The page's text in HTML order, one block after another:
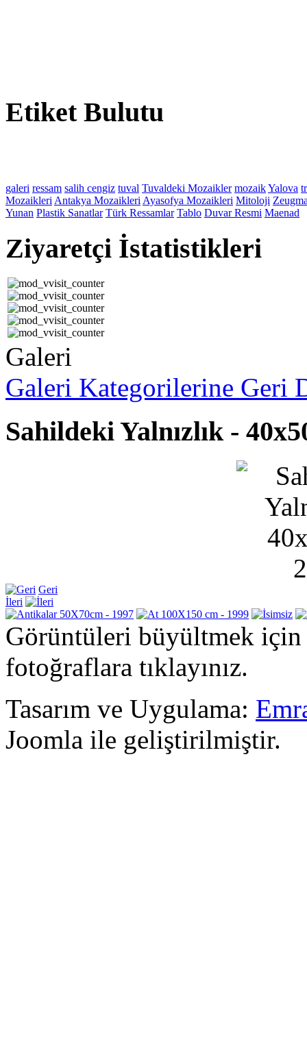
EtiketBulutu
galeri ressam salih cengiz tuval Tuvaldeki Mozaikler mozaikYalova
Mozaikleri Antakya Mozaikleri Ayasofya Mozaikleri Mitoloji
Yunan Plastik Sanatlar Türk Ressamlar Tablo Duvar Resmi Maenad
Ziyaretçi İstatistikleri
Galeri
Galeri Kategorilerine Geri
Sahildeki Yalnızlık -
Geri
İleri
Görüntüleri büyültmek
fotoğraflara tıklayınız.
Tasarım ve Uygulama:
Joomla ile geliştirilmiştir.